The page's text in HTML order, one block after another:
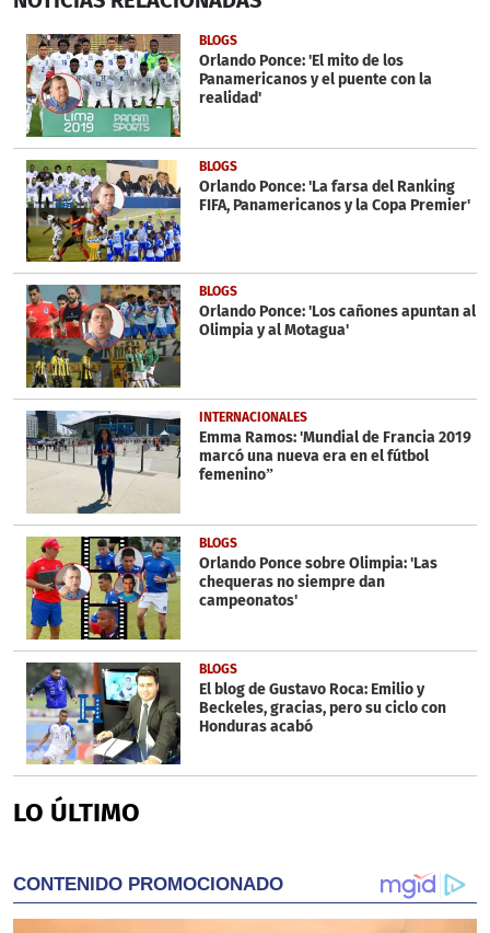
16
seconds
BLOGS
Orlando Ponce: 'El mito de los
Panamericanos y el puente con la
realidad'
BLOGS
Orlando Ponce: 'La farsa del Ranking
FIFA, Panamericanos y la Copa Premier'
BLOGS
Orlando Ponce: 'Los cañones apuntan al
Olimpia y al Motagua'
INTERNACIONALES
Emma Ramos: 'Mundial de Francia 2019
marcó una nueva era en el fútbol
femenino”
BLOGS
Orlando Ponce sobre Olimpia: 'Las
chequeras no siempre dan
campeonatos'
BLOGS
El blog de Gustavo Roca: Emilio y
Beckeles, gracias, pero su ciclo con
Honduras acabó
LO ÚLTIMO